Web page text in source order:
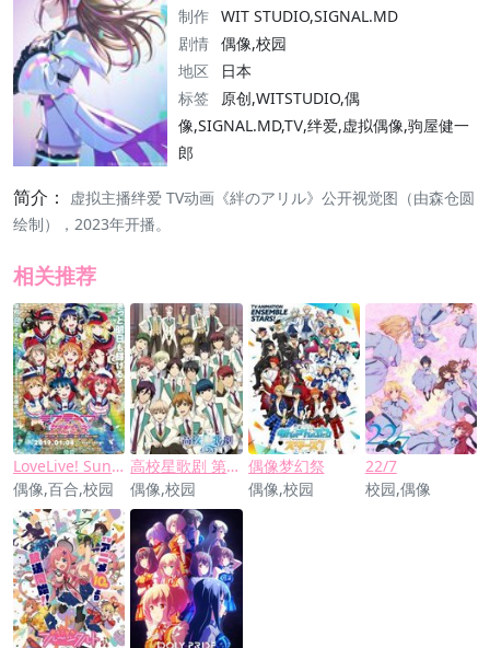
制作 WIT STUDIO,SIGNAL.MD
剧情 偶像,校园
地区
日本
标签
原创,WITSTUDIO,偶
像,SIGNAL.MD,TⅤ,绊爱,虚拟偶像,驹屋健一
郎
简介：
虚拟主播绊爱 TV动画《絆のアリル》公开视觉图（由森仓圆
绘制），2023年开播。
相关推荐
LoveLive! Sunshine!! 剧场版 彩虹之上
偶像,百合,校园
高校星歌剧 第三季
偶像,校园
偶像梦幻祭
偶像,校园
22/7
校园,偶像